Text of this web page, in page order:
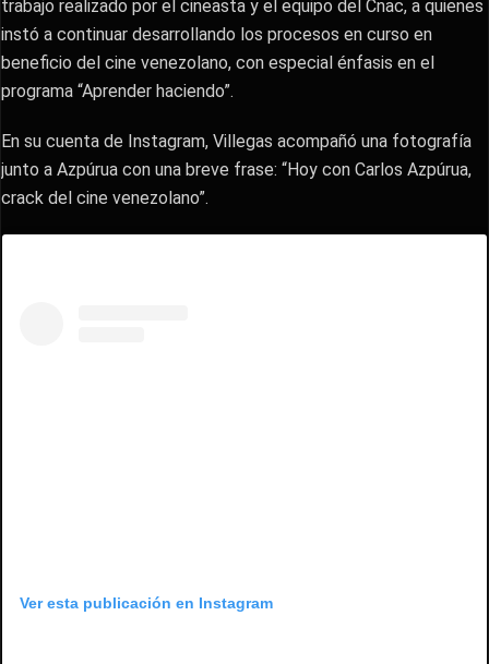
trabajo realizado por el cineasta y el equipo del Cnac, a quienes
instó a continuar desarrollando los procesos en curso en
beneficio del cine venezolano, con especial énfasis en el
programa “Aprender haciendo”.
En su cuenta de Instagram, Villegas acompañó una fotografía
junto a Azpúrua con una breve frase: “Hoy con Carlos Azpúrua,
crack del cine venezolano”.
Ver esta publicación en Instagram